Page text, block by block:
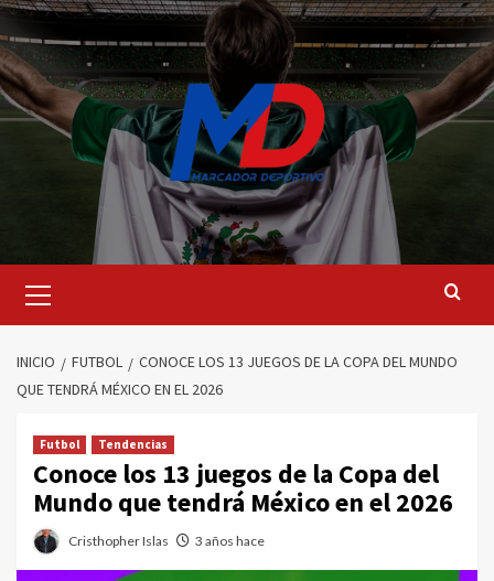
Saltar
al
contenido
principal
INICIO FUTBOL
CONOCE LOS 13 JUEGOS DE LA COPA DEL MUNDO
QUE TENDRÁ MÉXICO EN EL 2026
Futbol Tendencias
Conoce los 13 juegos de la Copa del
Mundo que tendrá México en el 2026
Cristhopher Islas 3 años hace